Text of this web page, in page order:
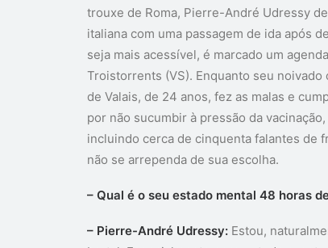
trouxe de Roma, Pierre-André Udressy
italiana com uma passagem de ida após
seja mais acessível, é marcado um
Troistorrents (VS). Enquanto seu
de Valais, de 24 anos, fez as malas e
por não sucumbir à pressão da
incluindo cerca de cinquenta falantes de
não se arrependa de sua escolha.
– Qual é o seu estado mental 48 horas
– Pierre-André Udressy: Estou,